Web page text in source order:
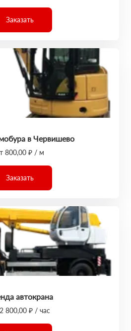
Заказать
в Червишево
800,00 ₽ / м
Заказать
автокрана
800,00 ₽ / час